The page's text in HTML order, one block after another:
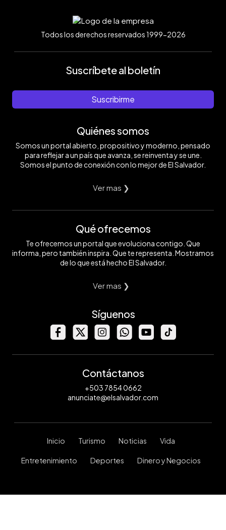
Todos los derechos reservados 1999-2026
Suscríbete al boletín
Suscribirme
Quiénes somos
Somos un portal abierto, propositivo y moderno, pensado
para reflejar a un país que avanza, se reinventa y se une.
Somos el punto de conexión con lo mejor de El Salvador.
Ver mas ❯
Qué ofrecemos
Te ofrecemos un portal que evoluciona contigo. Que
informa, pero también inspira. Que te representa. Mostramos
de lo que está hecho El Salvador.
Ver mas ❯
Síguenos
Contáctanos
+503 7854 0662
anunciate@elsalvador.com
Inicio Turismo Noticias Vida
Entretenimiento Deportes Dinero y Negocios